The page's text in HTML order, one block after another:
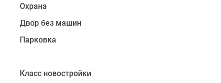
квартире.
Кроме
того,
во
будут
Охрана
Двор без машин
Парковка
Класс новостройки